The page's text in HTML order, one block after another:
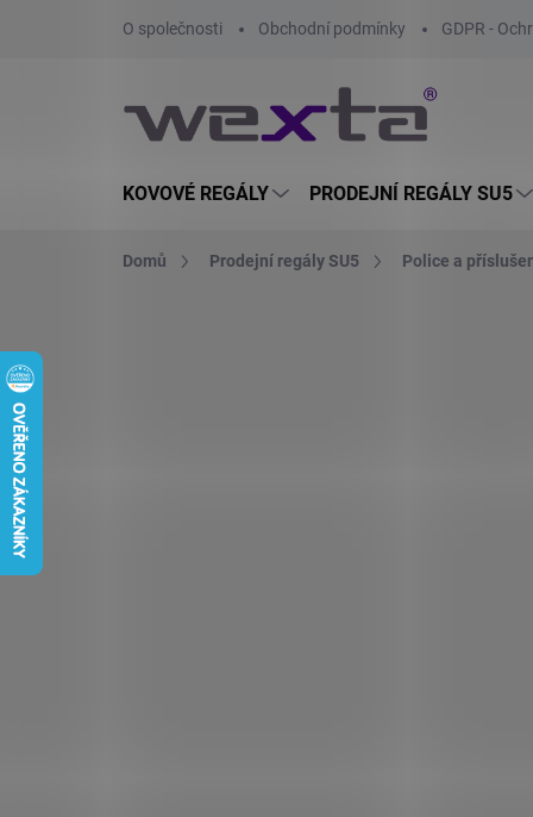
O společnosti Obchodní podmínky GDPR -
KOVOVÉ REGÁLY PRODEJNÍ REGÁLY SU5
Domů Prodejní regály SU5 Police a